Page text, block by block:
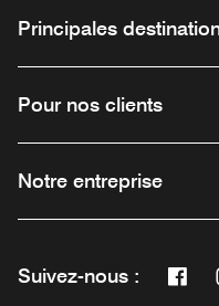
Principales
Pour nos clients
Notre entreprise
Suivez-nous :